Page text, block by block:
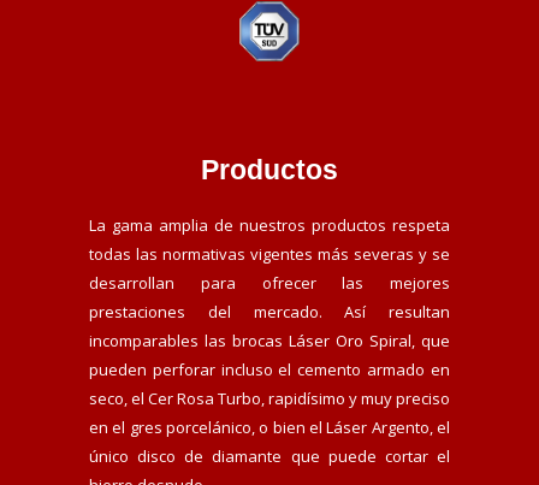
Productos
La gama amplia de nuestros productos respeta
todas las normativas vigentes más severas y se
desarrollan para ofrecer las mejores
prestaciones del mercado. Así resultan
incomparables las brocas Láser Oro Spiral, que
pueden perforar incluso el cemento armado en
seco, el Cer Rosa Turbo, rapidísimo y muy preciso
en el gres porcelánico, o bien el Láser Argento, el
único disco de diamante que puede cortar el